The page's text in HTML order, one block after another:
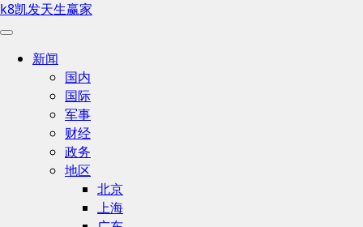
k8凯发天生赢家
新闻
国内
国际
军事
财经
政务
地区
北京
上海